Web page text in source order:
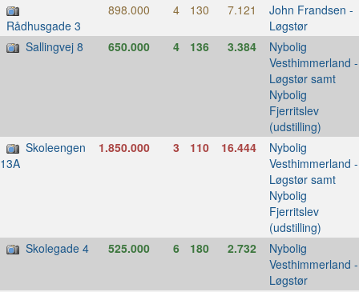
Rådhusgade 3
898.000 4 130 7.121 John Frandsen -
Løgstør
Sallingvej 8
650.000 4 136 3.384 Nybolig
Vesthimmerland -
Løgstør samt
Nybolig
Fjerritslev
(udstilling)
Skoleengen
13A
1.850.000 3 110 16.444 Nybolig
Vesthimmerland -
Løgstør samt
Nybolig
Fjerritslev
(udstilling)
Skolegade 4
525.000 6 180 2.732 Nybolig
Vesthimmerland -
Løgstør